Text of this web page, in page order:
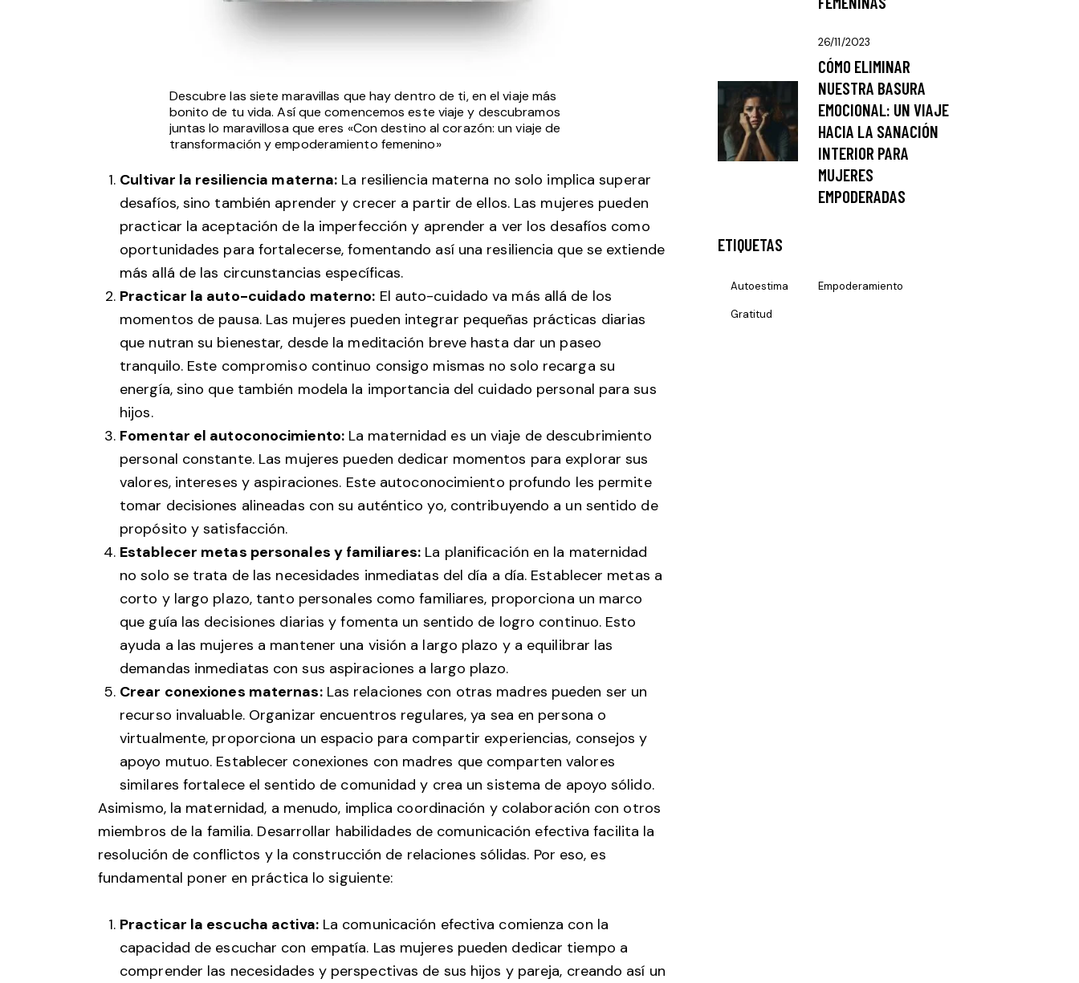
Descubre las siete maravillas que hay dentro de ti, en el viaje más
bonito de tu vida. Así que comencemos este viaje y descubramos
juntas lo maravillosa que eres «Con destino al corazón: un viaje de
transformación y empoderamiento femenino»
Cultivar la resiliencia materna: La resiliencia materna no solo implica superar
desafíos, sino también aprender y crecer a partir de ellos. Las mujeres pueden
practicar la aceptación de la imperfección y aprender a ver los desafíos como
oportunidades para fortalecerse, fomentando así una resiliencia que se extiende
más allá de las circunstancias específicas.
Practicar la auto-cuidado materno: El auto-cuidado va más allá de los
momentos de pausa. Las mujeres pueden integrar pequeñas prácticas diarias
que nutran su bienestar, desde la meditación breve hasta dar un paseo
tranquilo. Este compromiso continuo consigo mismas no solo recarga su
energía, sino que también modela la importancia del cuidado personal para sus
hijos.
Fomentar el autoconocimiento:La maternidad es un viaje de descubrimiento
personal constante. Las mujeres pueden dedicar momentos para explorar sus
valores, intereses y aspiraciones. Este autoconocimiento profundo les permite
tomar decisiones alineadas con su auténtico yo, contribuyendo a un sentido de
propósito y satisfacción.
Establecer metas personales y familiares: La planificación en la maternidad
no solo se trata de las necesidades inmediatas del día a día. Establecer metas a
corto y largo plazo, tanto personales como familiares, proporciona un marco
que guía las decisiones diarias y fomenta un sentido de logro continuo. Esto
ayuda a las mujeres a mantener una visión a largo plazo y a equilibrar las
demandas inmediatas con sus aspiraciones a largo plazo.
Crear conexiones maternas:Las relaciones con otras madres pueden ser un
recurso invaluable. Organizar encuentros regulares, ya sea en persona o
virtualmente, proporciona un espacio para compartir experiencias, consejos y
apoyo mutuo. Establecer conexiones con madres que comparten valores
similares fortalece el sentido de comunidad y crea un sistema de apoyo sólido.
Asimismo, la maternidad, a menudo, implica coordinación y colaboración con otros
miembros de la familia. Desarrollar habilidades de comunicación efectiva facilita la
resolución de conflictos y la construcción de relaciones sólidas. Por eso, es
fundamental poner en práctica lo siguiente:
Practicar la escucha activa:La comunicación efectiva comienza con la
capacidad de escuchar con empatía. Las mujeres pueden dedicar tiempo a
comprender las necesidades y perspectivas de sus hijos y pareja, creando así un
26/11/2023
CÓMO ELIMINAR
NUESTRA BASURA
EMOCIONAL: UN VIAJE
HACIA LA SANACIÓN
INTERIOR PARA
MUJERES
EMPODERADAS
ETIQUETAS
Autoestima Empoderamiento
Gratitud